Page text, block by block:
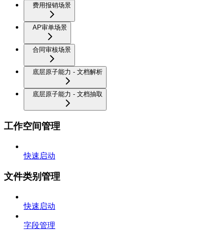
费用报销场景
AP审单场景
合同审核场景
底层原子能力 - 文档解析
底层原子能力 - 文档抽取
工作空间管理
快速启动
文件类别管理
快速启动
字段管理